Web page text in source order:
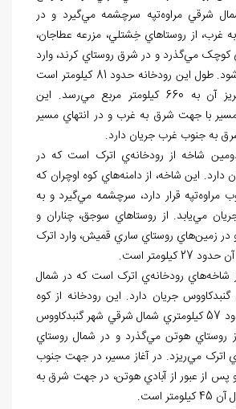
تپه سرچشمه ميگيرد و در
غرب، از روستاهاي خِشتلي، مزرعه عطاجان،
کوچک ميگذرد و در شرق روستاي کرند، وارد
شود. طول اين رودخانه حدود 81 کيلومتر است
مربع مي
رسد. اين
مسير با جهت شرق به غرب و در انتهاي مسير
به جنوب غرب جريان دارد.
شاخه از رودخانهي اترک است که در
دارد. اين شاخه، از دامنههاي کوه اوچران که
تپه قرار دارد، سرچشمه ميگيرد و به
مييابد. از روستاهاي سوجق، چناران و
در زمينهاي روستاي ساري قميش، وارد اترک
کيلومتر است.
شاخههاي رودخانهي اترک است که در شمال
جريان دارد. اين رودخانه از کوه
خالدنبي واقع در حدود 57 کيلومتري شمال شرقي شهر گنبدکاووس
روستاي هوتن ميگذرد و در شمالروستاي
اترک ميريزد. در آغاز مسير، در جهت جنوب
از عبور از آبادي هوتن، در جهت شرق به
است.